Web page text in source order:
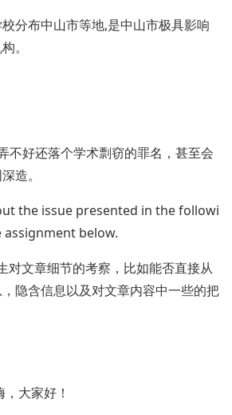
分布中山市等地,是中山市极具影响
。
不好还落个学术剽窃的罪名，甚至会
造。
the issue presented in the followi
below.
对文章细节的考察，比如能否直接从
隐含信息以及对文章内容中一些的把
大家好！